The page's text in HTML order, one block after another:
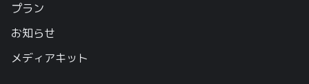
プラン
お知らせ
メディアキット